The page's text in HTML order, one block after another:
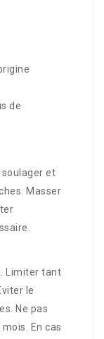
de
et
Masser
Limiter tant
le
Ne pas
En cas